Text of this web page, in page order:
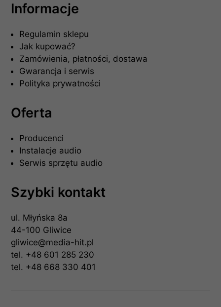
Informacje
Regulamin sklepu
Jak kupować?
Zamówienia, płatności, dostawa
Gwarancja i serwis
Polityka prywatności
Oferta
Producenci
Instalacje audio
Serwis sprzętu audio
Szybki kontakt
ul. Młyńska 8a
44-100 Gliwice
gliwice@media-hit.pl
tel. +48 601 285 230
tel. +48 668 330 401